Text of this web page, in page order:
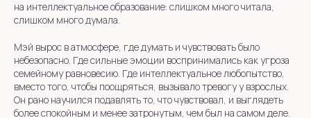
на интеллектуальное образование: слишком много читала,
слишком много думала.
Мэй вырос в атмосфере, где думать и чувствовать было
небезопасно. Где сильные эмоции воспринимались как угроза
семейному равновесию. Где интеллектуальное любопытство,
вместо того, чтобы поощряться, вызывало тревогу у взрослых.
Он рано научился подавлять то, что чувствовал, и выглядеть
более спокойным и менее затронутым, чем был на самом деле.